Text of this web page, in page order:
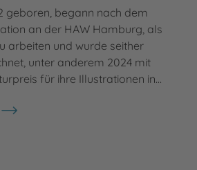
geboren, begann nach dem
an der HAW Hamburg, als
arbeiten und wurde seither
unter anderem 2024 mit
für ihre Illustrationen in…